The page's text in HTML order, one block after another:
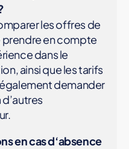
les offres de
prendre en compte
dans le
ainsi que les tarifs
demander
en cas d‘absence